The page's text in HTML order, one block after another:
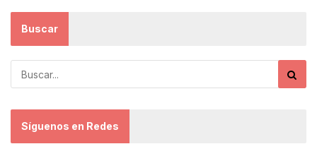
Buscar
Síguenos en Redes